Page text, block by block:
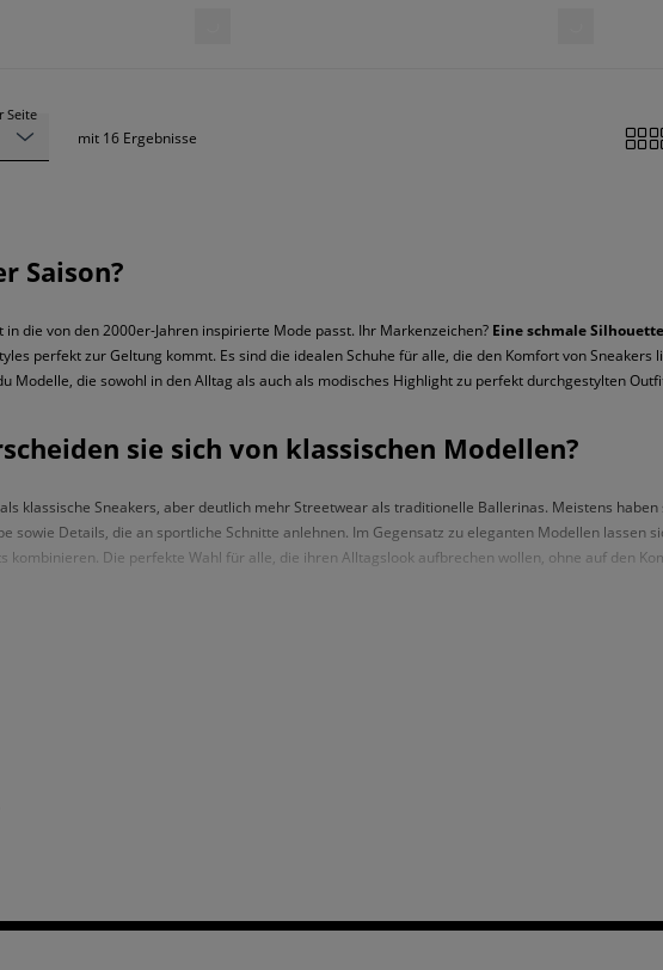
Seite
mit 16 Ergebnisse
Saison?
in die von den 2000er-Jahren inspirierte Mode passt. Ihr Markenzeichen? Eine schmale
perfekt zur Geltung kommt. Es sind die idealen Schuhe für alle, die den Komfort von Sneakers
Modelle, die sowohl in den Alltag als auch als modisches Highlight zu perfekt durchgestylten
sie sich von klassischen Modellen?
klassische Sneakers, aber deutlich mehr Streetwear als traditionelle Ballerinas. Meistens haben
Details, die an sportliche Schnitte anlehnen. Im Gegensatz zu eleganten Modellen lassen
kombinieren. Die perfekte Wahl für alle, die ihren Alltagslook aufbrechen wollen, ohne auf den
sportlichem Logo – welche sollte man wählen?